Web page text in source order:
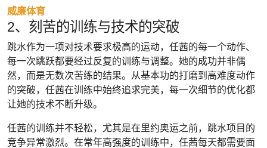
威廉体育
2、刻苦的训练与技术的突破
跳水作为一项对技术要求极高的运动，任茜的每一个动作、
每一次跳跃都要经过反复的训练与调整。她的成功并非偶
然，而是无数次苦练的结果。从基本功的打磨到高难度动作
的突破，任茜在训练中始终追求完美，每一次细节的优化都
让她的技术不断升级。
任茜的训练并不轻松，尤其是在里约奥运之前，跳水项目的
竞争异常激烈。在常年高强度的训练中，任茜每天都需要面